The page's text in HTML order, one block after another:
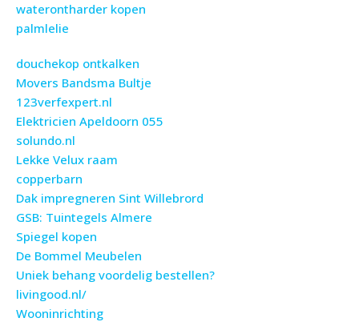
waterontharder kopen
palmlelie
douchekop ontkalken
Movers Bandsma Bultje
123verfexpert.nl
Elektricien Apeldoorn 055
solundo.nl
Lekke Velux raam
copperbarn
Dak impregneren Sint Willebrord
GSB: Tuintegels Almere
Spiegel kopen
De Bommel Meubelen
Uniek behang voordelig bestellen?
livingood.nl/
Wooninrichting